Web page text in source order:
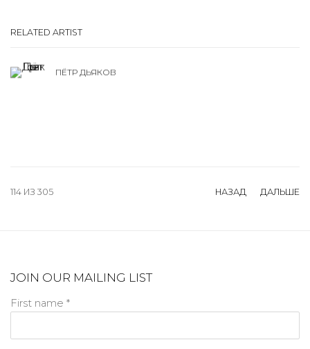
RELATED ARTIST
ПЁТР ДЬЯКОВ
НАЗАД ДАЛЬШЕ
114 ИЗ 305
JOIN OUR MAILING LIST
First name *